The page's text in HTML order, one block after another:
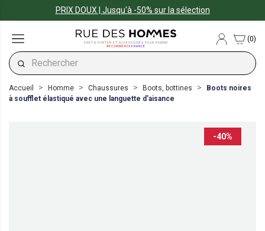
PRIX DOUX | Jusqu'à -50% sur la sélection
PRÊT-À-PORTER ET ACCESSOIRES POUR HOMME
#ECOMMERCEFRANCE
(0)
Accueil Homme Chaussures Boots, bottines
Boots noires
à soufflet élastiqué avec une languette d'aisance
-40%